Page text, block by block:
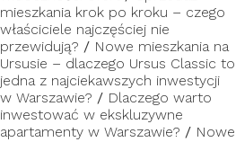
mieszkania krok po kroku – czego
właściciele najczęściej nie
przewidują? / Nowe mieszkania na
Ursusie – dlaczego Ursus Classic to
jedna z najciekawszych inwestycji
w Warszawie? / Dlaczego warto
inwestować w ekskluzywne
apartamenty w Warszawie? / Nowe